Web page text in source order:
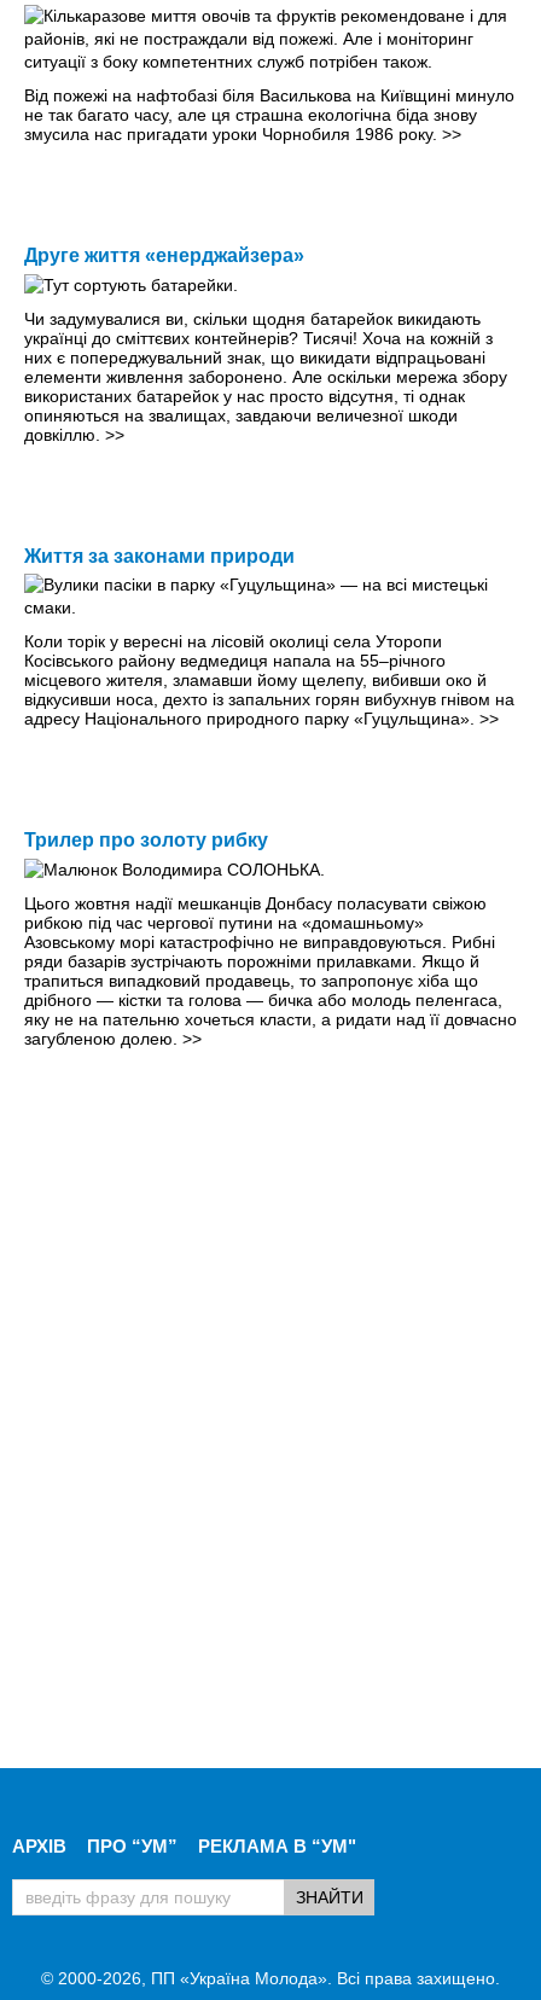
Від пожежі на нафтобазі біля Василькова на Київщині минуло
не так багато часу, але ця страшна екологічна біда знову
змусила нас пригадати уроки Чорнобиля 1986 року. >>
Друге життя «енерджайзера»
Чи задумувалися ви, скільки щодня батарейок викидають
українці до сміттєвих контейнерів? Тисячі! Хоча на кожній з
них є попереджувальний знак, що викидати відпрацьовані
елементи живлення заборонено. Але оскільки мережа збору
використаних батарейок у нас просто відсутня, ті однак
опиняються на звалищах, завдаючи величезної шкоди
довкіллю. >>
Життя за законами природи
Коли торік у вересні на лісовій околиці села Уторопи
Косівського району ведмедиця напала на 55–річного
місцевого жителя, зламавши йому щелепу, вибивши око й
відкусивши носа, дехто із запальних горян вибухнув гнівом на
адресу Національного природного парку «Гуцульщина». >>
Трилер про золоту рибку
Цього жовтня надії мешканців Донбасу поласувати свіжою
рибкою під час чергової путини на «домашньому»
Азовському морі катастрофічно не виправдовуються. Рибні
ряди базарів зустрічають порожнiми прилавками. Якщо й
трапиться випадковий продавець, то запропонує хіба що
дрібного — кістки та голова — бичка або молодь пеленгаса,
яку не на пательню хочеться класти, а ридати над її довчасно
загубленою долею. >>
АРХІВ ПРО “УМ” РЕКЛАМА В “УМ"
© 2000-2026, ПП «Україна Молода». Всі права захищено.